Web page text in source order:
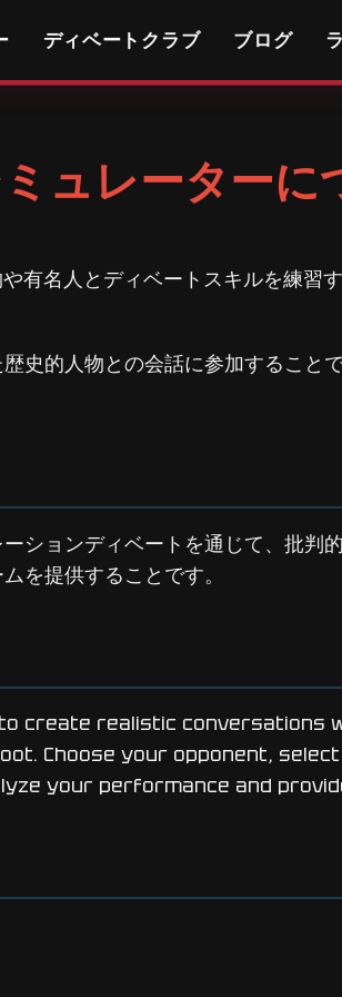
ディベートクラブ ブログ
ュレーターに
有名人とディベートスキルを練習
史的人物との会話に参加すること
ションディベートを通じて、批判
を提供することです。
create realistic conversations
Choose your opponent,
your performance and